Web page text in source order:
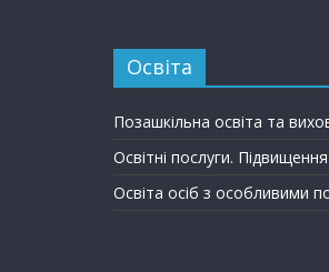
Освіта
Позашкільна освіта та
Освітні послуги. Підвищення
Освіта осіб з особливими